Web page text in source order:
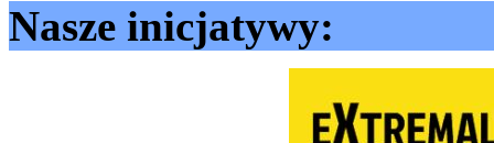
Nasze inicjatywy: